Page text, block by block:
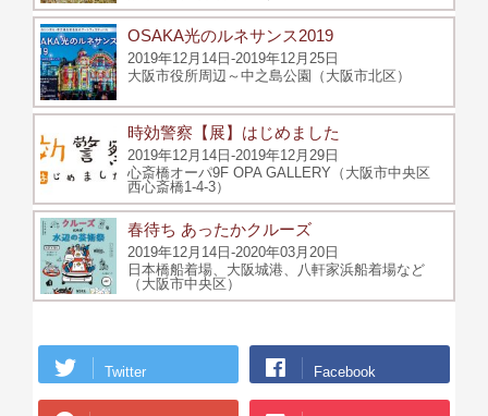
OSAKA光のルネサンス2019
2019年12月14日-2019年12月25日
大阪市役所周辺～中之島公園（大阪市北区）
時効警察【展】はじめました
2019年12月14日-2019年12月29日
心斎橋オーパ9F OPA GALLERY（大阪市中央区
西心斎橋1-4-3）
春待ち あったかクルーズ
2019年12月14日-2020年03月20日
日本橋船着場、大阪城港、八軒家浜船着場など
（大阪市中央区）
Twitter Facebook